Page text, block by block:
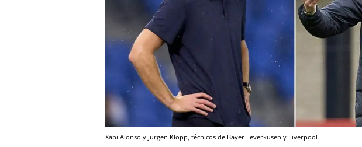
Xabi Alonso y Jurgen Klopp, técnicos de Bayer Leverkusen y Liverpool